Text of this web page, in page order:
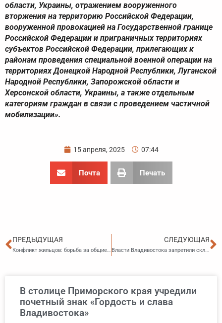
области, Украины, отражением вооруженного
вторжения на территорию Российской Федерации,
вооруженной провокацией на Государственной границе
Российской Федерации и приграничных территориях
субъектов Российской Федерации, прилегающих к
районам проведения специальной военной операции на
территориях Донецкой Народной Республики, Луганской
Народной Республики, Запорожской области и
Херсонской области, Украины, а также отдельным
категориям граждан в связи с проведением частичной
мобилизации».
15 апреля, 2025 07:44
Почта Печать
Пред
ПРЕДЫДУЩАЯ
Конфликт жильцов: борьба за общие площади завершилась восстановлением доступа к мусоропроводу
СЛЕДУЮЩАЯ
Власти Владивостока запретили складировать мусор и сухую траву у домов: даже чужой мусор придется убирать самим
В столице Приморского края учредили
почетный знак «Гордость и слава
Владивостока»